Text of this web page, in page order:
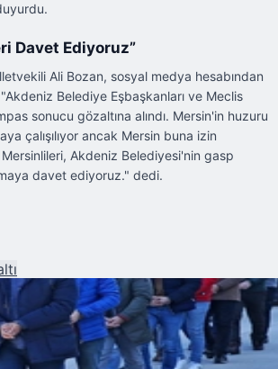
Davet Ediyoruz”
Ali Bozan, sosyal medya hesabından
"Akdeniz Belediye Eşbaşkanları ve Meclis
sonucu gözaltına alındı. Mersin'in huzuru
çalışılıyor ancak Mersin buna izin
Akdeniz Belediyesi'nin gasp
davet ediyoruz." dedi.